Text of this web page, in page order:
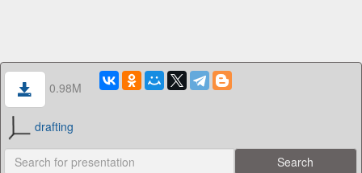
0.98M
drafting